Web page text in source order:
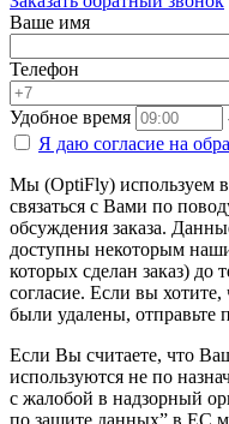
Ваше имя
Телефон
Удобное время
Я даю согласие на
Мы (OptiFly) используем
связаться с Вами по
обсуждения заказа.
доступны некоторым
которых сделан заказ) до
согласие. Если вы
были удалены, отправьте
Если Вы считаете, что
используются не по
с жалобой в надзорный
по защите данных” в ЕС